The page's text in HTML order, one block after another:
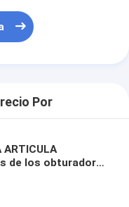
Por
ARTICULA
de los obturadores